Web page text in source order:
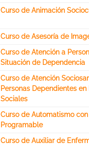
Curso de Animación
Curso de Asesoría de
Curso de Atención a
Situación de Dependencia
Curso de Atención
Personas Dependientes en
Sociales
Curso de Automatismo
Programable
Curso de Auxiliar de